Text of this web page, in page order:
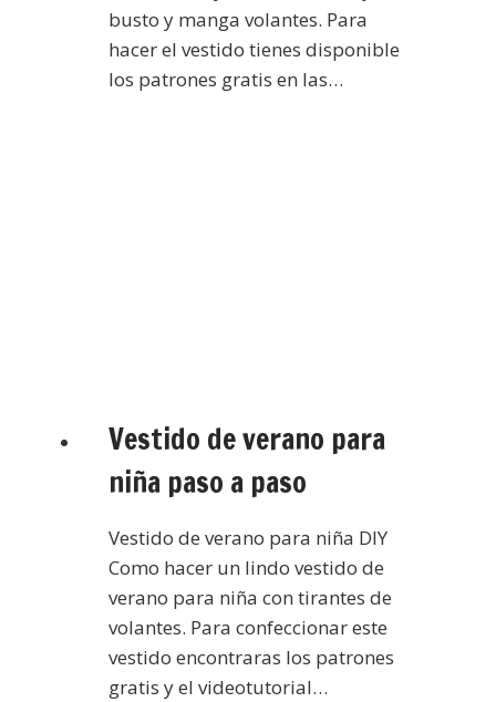
busto y manga volantes. Para
hacer el vestido tienes disponible
los patrones gratis en las…
Vestido de verano para
niña paso a paso
Vestido de verano para niña DIY
Como hacer un lindo vestido de
verano para niña con tirantes de
volantes. Para confeccionar este
vestido encontraras los patrones
gratis y el videotutorial…